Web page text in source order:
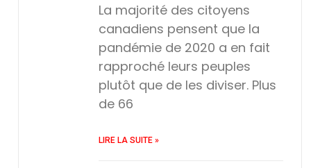
La majorité des citoyens
canadiens pensent que la
pandémie de 2020 a en fait
rapproché leurs peuples
plutôt que de les diviser. Plus
de 66
LIRE LA SUITE »